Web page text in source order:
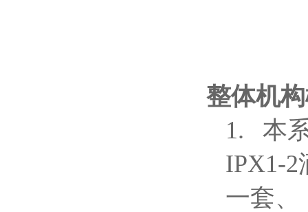
整体机
1. 本
IPX1-2
一套、